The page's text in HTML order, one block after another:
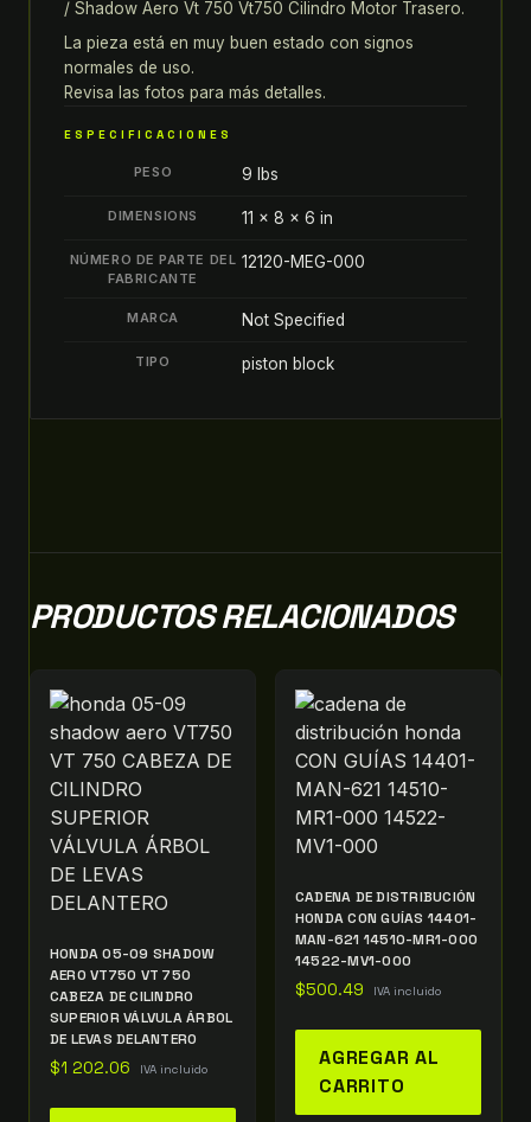
shadow
aero
VT
750
VT750
CILINDRO
TRASERO
/ Shadow Aero Vt 750 Vt750 Cilindro Motor Trasero.
La pieza está en muy buen estado con signos
normales de uso.
Revisa las fotos para más detalles.
ESPECIFICACIONES
PESO 9 lbs
DIMENSIONS 11 × 8 × 6 in
NÚMERO DE PARTE DEL
FABRICANTE
12120-MEG-000
MARCA Not Specified
TIPO piston block
PRODUCTOS RELACIONADOS
HONDA 05-09 SHADOW
AERO VT750 VT 750
CABEZA DE CILINDRO
SUPERIOR VÁLVULA ÁRBOL
DE LEVAS DELANTERO
$1 202.06 IVA incluido
CADENA DE DISTRIBUCIÓN
HONDA CON GUÍAS 14401-
MAN-621 14510-MR1-000
14522-MV1-000
$500.49 IVA incluido
AGREGAR AL
CARRITO